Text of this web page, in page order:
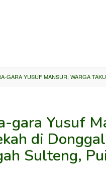
GARA YUSUF MANSUR, WARGA
gara Yusuf
di
Sulteng,